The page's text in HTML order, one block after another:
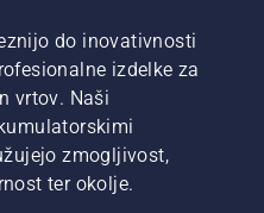
do inovativnosti
izdelke za
vrtov. Naši
zmogljivost,
ter okolje.